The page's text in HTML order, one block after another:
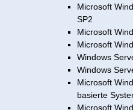
Microsoft
SP2
Microsoft
Microsoft
Windows
Windows
Microsoft
basierte
Microsoft